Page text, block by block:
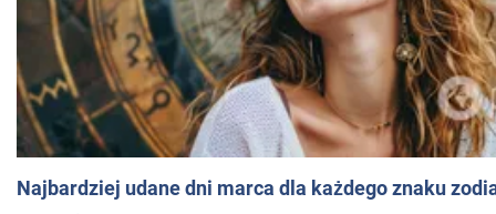
Najbardziej udane dni marca dla każdego znaku